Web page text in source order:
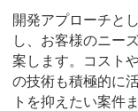
開発アプローチと
し、お客様のニー
案します。コスト
の技術も積極的に
トを抑えたい案件